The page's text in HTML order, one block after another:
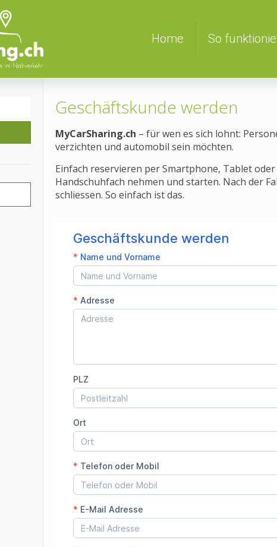
Home So
Geschäftskunde werden
MyCarSharing.ch – für wen es sich lohnt:
verzichten und automobil sein möchten.
Einfach reservieren per Smartphone, Tablet
Handschuhfach nehmen und starten. Nach der
schliessen. So einfach ist das.